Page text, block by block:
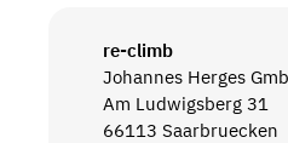
re-climb
Johannes Herges
Am Ludwigsberg 31
66113 Saarbruecken